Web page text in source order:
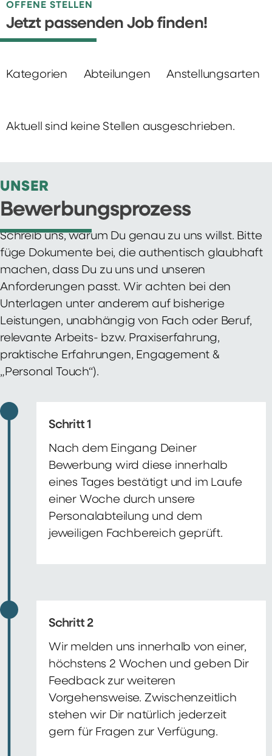
OFFENE STELLEN
Jetzt passenden Job finden!
Kategorien Abteilungen Anstellungsarten
Aktuell sind keine Stellen ausgeschrieben.
UNSER
Bewerbungsprozess
Schreib uns, warum Du genau zu uns willst. Bitte
füge Dokumente bei, die authentisch glaubhaft
machen, dass Du zu uns und unseren
Anforderungen passt. Wir achten bei den
Unterlagen unter anderem auf bisherige
Leistungen, unabhängig von Fach oder Beruf,
relevante Arbeits- bzw. Praxiserfahrung,
praktische Erfahrungen, Engagement &
„Personal Touch“).
Schritt 1
Nach dem Eingang Deiner
Bewerbung wird diese innerhalb
eines Tages bestätigt und im Laufe
einer Woche durch unsere
Personalabteilung und dem
jeweiligen Fachbereich geprüft.
Schritt 2
Wir melden uns innerhalb von einer,
höchstens 2 Wochen und geben Dir
Feedback zur weiteren
Vorgehensweise. Zwischenzeitlich
stehen wir Dir natürlich jederzeit
gern für Fragen zur Verfügung.